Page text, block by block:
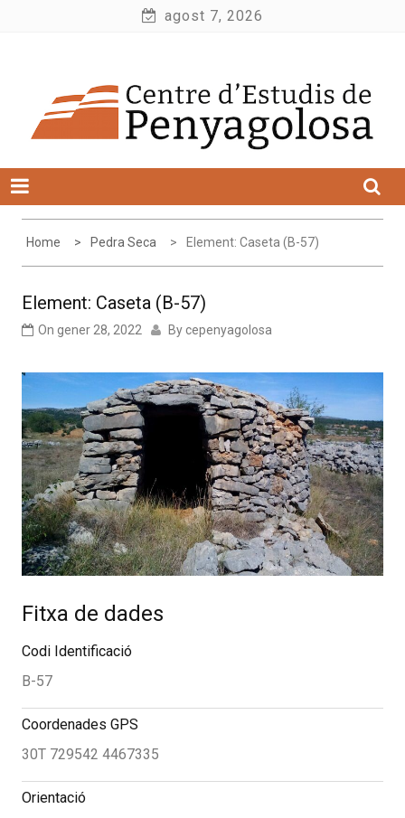
agost 7, 2026
Home Pedra Seca Element: Caseta (B-57)
Element: Caseta (B-57)
On gener 28, 2022 By cepenyagolosa
Fitxa de dades
Codi Identificació
B-57
Coordenades GPS
30T 729542 4467335
Orientació